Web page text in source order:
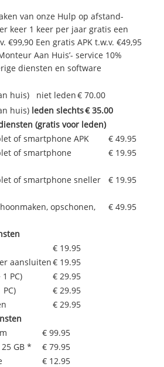
van onze Hulp op afstand-
keer 1 keer per jaar gratis een
€99,90 Een gratis APK t.w.v. €49,95
Aan Huis’- service 10%
diensten en software
huis) niet leden€ 70.00
huis) leden slechts€ 35.00
(gratis voor leden)
of smartphone APK
€ 49.95
of smartphone
€ 19.95
of smartphone sneller
€ 19.95
opschonen,
€ 49.95
€ 19.95
aansluiten€ 19.95
PC)
€ 29.95
€ 29.95
€ 29.95
€ 99.95
GB *
€ 79.95
€ 12.95